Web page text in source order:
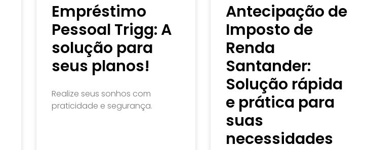
Empréstimo
Pessoal Trigg: A
solução para
seus planos!
Realize seus sonhos com
praticidade e segurança.
Antecipação de
Imposto de
Renda
Santander:
Solução rápida
e prática para
suas
necessidades